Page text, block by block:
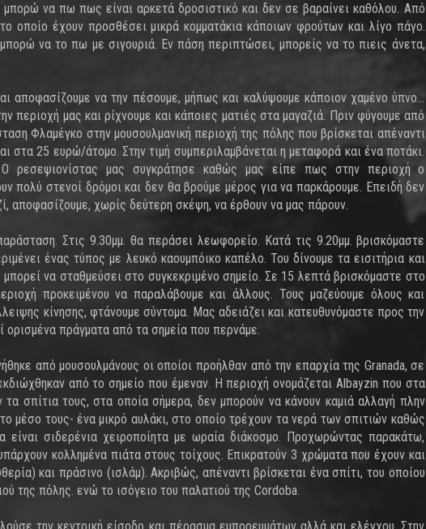
μπορώ να πω πως είναι αρκετά δροσιστικό και δεν σε βαραίνει καθόλου. Από
οποίο έχουν προσθέσει μικρά κομματάκια κάποιων φρούτων και λίγο πάγο.
να το πω με σιγουριά. Εν πάση περιπτώσει, μπορείς να το πιεις άνετα,
αποφασίζουμε να την πέσουμε, μήπως και καλύψουμε κάποιον χαμένο ύπνο...
περιοχή μας και ρίχνουμε και κάποιες ματιές στα μαγαζιά. Πριν φύγουμε από
Φλαμέγκο στην μουσουλμανική περιοχή της πόλης που βρίσκεται απέναντι
στα 25 ευρώ/άτομο. Στην τιμή συμπεριλαμβάνεται η μεταφορά και ένα ποτάκι.
ρεσεψιονίστας μας συγκράτησε καθώς μας είπε πως στην περιοχή ο
πολύ στενοί δρόμοι και δεν θα βρούμε μέρος για να παρκάρουμε. Επειδή δεν
αποφασίζουμε, χωρίς δεύτερη σκέψη, να έρθουν να μας πάρουν.
Στις 9.30μμ. θα περάσει λεωφορείο. Κατά τις 9.20μμ. βρισκόμαστε
ένας τύπος με λευκό καουμπόικο καπέλο. Του δίνουμε τα εισιτήρια και
να σταθμεύσει στο συγκεκριμένο σημείο. Σε 15 λεπτά βρισκόμαστε στο
προκειμένου να παραλάβουμε και άλλους. Τους μαζεύουμε όλους και
κίνησης, φτάνουμε σύντομα. Μας αδειάζει και κατευθυνόμαστε προς την
ορισμένα πράγματα από τα σημεία που περνάμε.
από μουσουλμάνους οι οποίοι προήλθαν από την επαρχία της Granada, σε
από το σημείο που έμεναν. Η περιοχή ονομάζεται Albayzin που στα
σπίτια τους, στα οποία σήμερα, δεν μπορούν να κάνουν καμιά αλλαγή πλην
μέσο τους- ένα μικρό αυλάκι, στο οποίο τρέχουν τα νερά των σπιτιών καθώς
είναι σιδερένια χειροποίητα με ωραία διάκοσμο. Προχωρώντας παρακάτω,
κολλημένα πιάτα στους τοίχους. Επικρατούν 3 χρώματα που έχουν και
και πράσινο (ισλάμ). Ακριβώς, απέναντι βρίσκεται ένα σπίτι, του οποίου
της πόλης. ενώ το ισόγειο του παλατιού της Cordoba.